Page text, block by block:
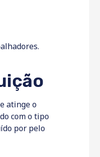
atinge o
com o tipo
por pelo